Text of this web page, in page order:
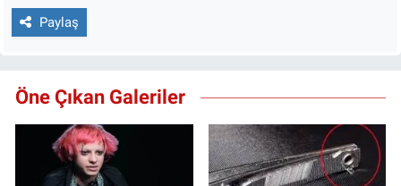
Paylaş
Öne Çıkan Galeriler